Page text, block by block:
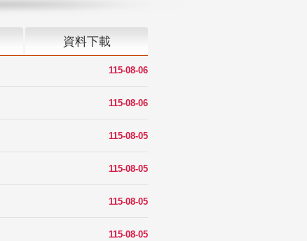
資料下載
115-08-06
115-08-06
115-08-05
115-08-05
115-08-05
115-08-05